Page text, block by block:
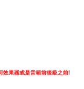
果器或是音箱前後級之前!